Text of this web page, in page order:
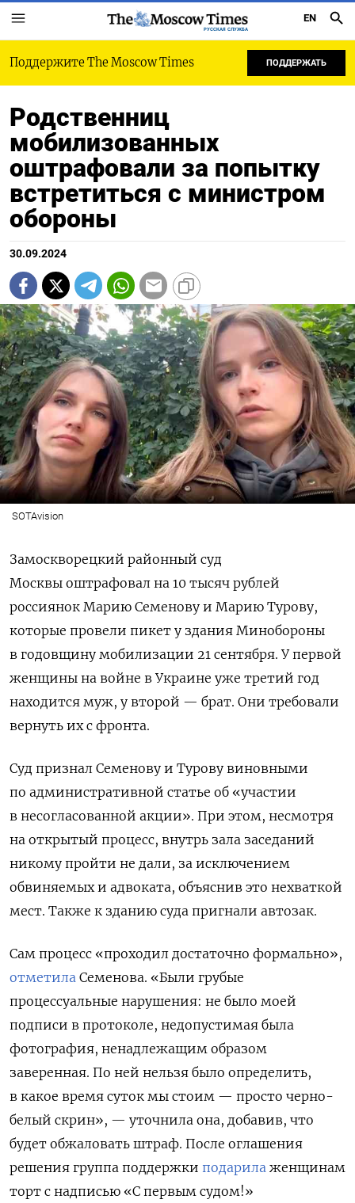
РУССКАЯ СЛУЖБА
EN
Поддержите The Moscow Times ПОДДЕРЖАТЬ
Родственниц
мобилизованных
оштрафовали за попытку
встретиться с министром
обороны
30.09.2024
SOTAvision
Замоскворецкий районный суд
Москвы оштрафовал на 10 тысяч рублей
россиянок Марию Семенову и Марию Турову,
которые провели пикет у здания Минобороны
в годовщину мобилизации 21 сентября. У первой
женщины на войне в Украине уже третий год
находится муж, у второй — брат. Они требовали
вернуть их с фронта.
Суд признал Семенову и Турову виновными
по административной статье об «участии
в несогласованной акции». При этом, несмотря
на открытый процесс, внутрь зала заседаний
никому пройти не дали, за исключением
обвиняемых и адвоката, объяснив это нехваткой
мест. Также к зданию суда пригнали автозак.
Сам процесс «проходил достаточно формально»,
отметила Семенова. «Были грубые
процессуальные нарушения: не было моей
подписи в протоколе, недопустимая была
фотография, ненадлежащим образом
заверенная. По ней нельзя было определить,
в какое время суток мы стоим — просто черно-
белый скрин», — уточнила она, добавив, что
будет обжаловать штраф. После оглашения
решения группа поддержки подарила женщинам
торт с надписью «С первым судом!»